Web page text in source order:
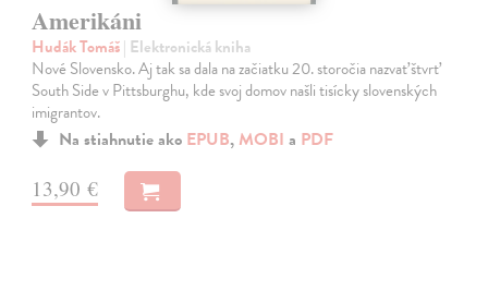
Amerikáni
Hudák Tomáš| Elektronická kniha
Nové Slovensko. Aj tak sa dala na začiatku 20. storočia nazvať štvrť
South Side v Pittsburghu, kde svoj domov našli tisícky slovenských
imigrantov.
Na stiahnutie ako EPUB, MOBI a PDF
13,90 €